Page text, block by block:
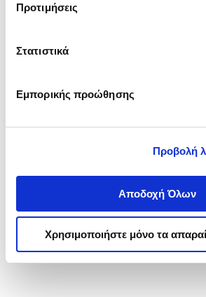
Προτιμήσεις
Στατιστικά
Εμπορικής προώθησης
Προβολή
Αποδοχή Όλων
Χρησιμοποιήστε μόνο τα